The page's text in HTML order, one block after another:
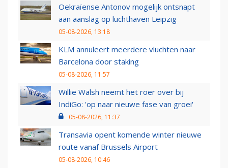
Oekraïense Antonov mogelijk ontsnapt
aan aanslag op luchthaven Leipzig
05-08-2026, 13:18
KLM annuleert meerdere vluchten naar
Barcelona door staking
05-08-2026, 11:57
Willie Walsh neemt het roer over bij
IndiGo: 'op naar nieuwe fase van groei'
05-08-2026, 11:37
Transavia opent komende winter nieuwe
route vanaf Brussels Airport
05-08-2026, 10:46